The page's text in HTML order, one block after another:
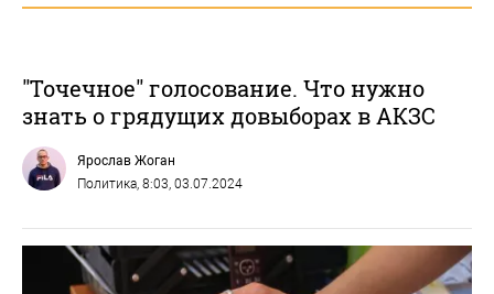
"Точечное" голосование. Что нужно
знать о грядущих довыборах в АКЗС
Ярослав Жоган
Политика, 8:03, 03.07.2024